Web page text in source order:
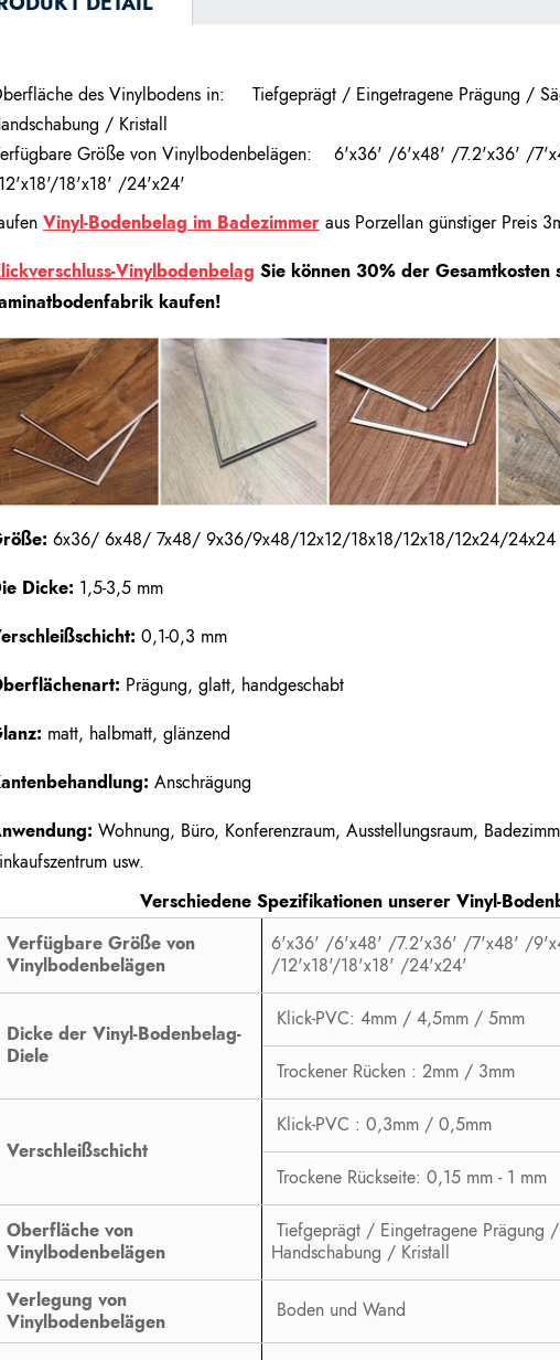
des Vinylbodens in:
Tiefgeprägt / Eingetragene Prägung /
/ Kristall
Größe von Vinylbodenbelägen:
6'x36' /6'x48' /7.2'x36' /
18'x18' /24'x24'
Vinyl-Bodenbelag im Badezimmer aus Porzellan günstiger Preis
Vinylbodenbelag Sie können 30% der
kaufen!
6x36/ 6x48/ 7x48/ 9x36/9x48/12x12/18x18/12x18/12x24/24x24
Dicke: 1,5-3,5 mm
0,1-0,3 mm
Prägung, glatt, handgeschabt
matt, halbmatt, glänzend
Anschrägung
Wohnung, Büro, Konferenzraum, Ausstellungsraum,
usw.
Verschiedene Spezifikationen unserer Vinyl-
Verfügbare Größe von
Vinylbodenbelägen
6'x36' /6'x48' /7.2'x36' /7'x48' /
/12'x18'/18'x18' /24'x24'
Dicke der Vinyl-Bodenbelag-
Diele
Klick-PVC: 4mm / 4,5mm / 5mm
Trockener Rücken : 2mm / 3mm
Verschleißschicht
Klick-PVC : 0,3mm / 0,5mm
Trockene Rückseite: 0,15 mm - 1 mm
Oberfläche von
Vinylbodenbelägen
Tiefgeprägt / Eingetragene
Handschabung / Kristall
Verlegung von
Vinylbodenbelägen
Boden und Wand